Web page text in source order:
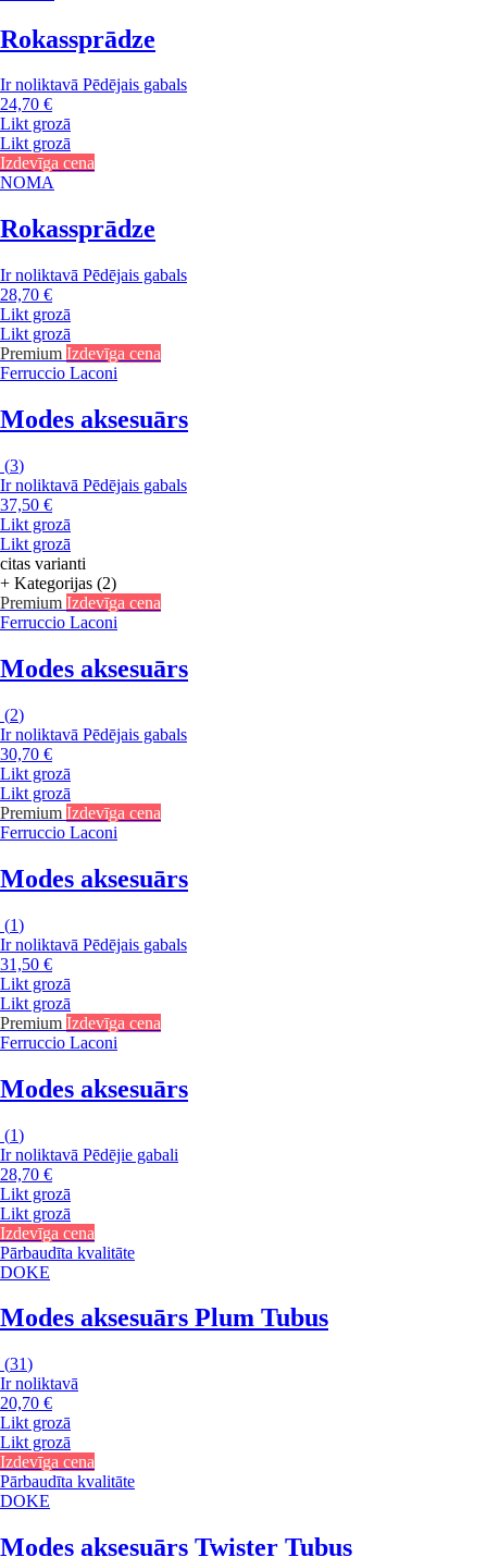
Rokassprādze
Ir noliktavā Pēdējais gabals
24,70 €
Likt grozā
Likt grozā
Izdevīga cena
NOMA
Rokassprādze
Ir noliktavā Pēdējais gabals
28,70 €
Likt grozā
Likt grozā
Premium Izdevīga cena
Ferruccio Laconi
Modes aksesuārs
(3)
Ir noliktavā Pēdējais gabals
37,50 €
Likt grozā
Likt grozā
citas varianti
+ Kategorijas (2)
Premium Izdevīga cena
Ferruccio Laconi
Modes aksesuārs
(2)
Ir noliktavā Pēdējais gabals
30,70 €
Likt grozā
Likt grozā
Premium Izdevīga cena
Ferruccio Laconi
Modes aksesuārs
(1)
Ir noliktavā Pēdējais gabals
31,50 €
Likt grozā
Likt grozā
Premium Izdevīga cena
Ferruccio Laconi
Modes aksesuārs
(1)
Ir noliktavā Pēdējie gabali
28,70 €
Likt grozā
Likt grozā
Izdevīga cena
Pārbaudīta kvalitāte
DOKE
Modes aksesuārs Plum Tubus
(31)
Ir noliktavā
20,70 €
Likt grozā
Likt grozā
Izdevīga cena
Pārbaudīta kvalitāte
DOKE
Modes aksesuārs Twister Tubus